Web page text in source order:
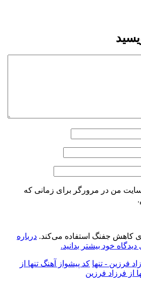
من در مرورگر برای زمانی که
کاهش جفنگ استفاده می‌کند. درباره
خود بیشتر بدانید.
فرزین - تنها کد پیشواز آهنگ تنها از
از فرزاد فرزین